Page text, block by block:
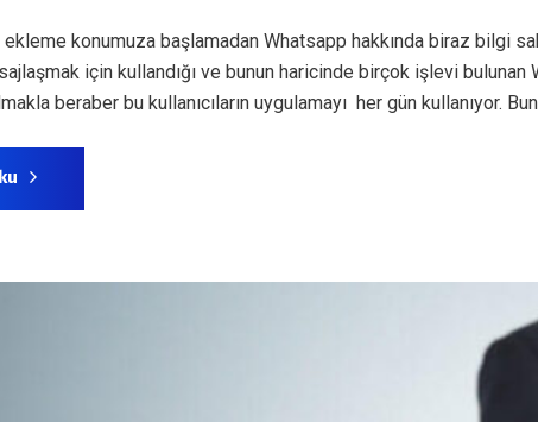
konumuza başlamadan Whatsapp hakkında biraz bilgi
için kullandığı ve bunun haricinde birçok işlevi
beraber bu kullanıcıların uygulamayı her gün kullanıyor.